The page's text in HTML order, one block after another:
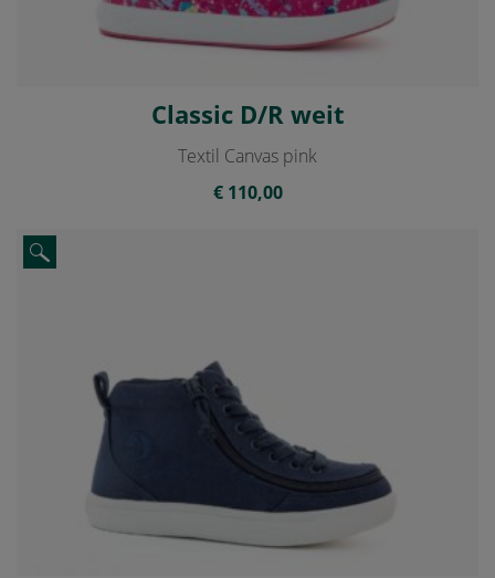
Classic D/R weit
Textil Canvas pink
€ 110,00